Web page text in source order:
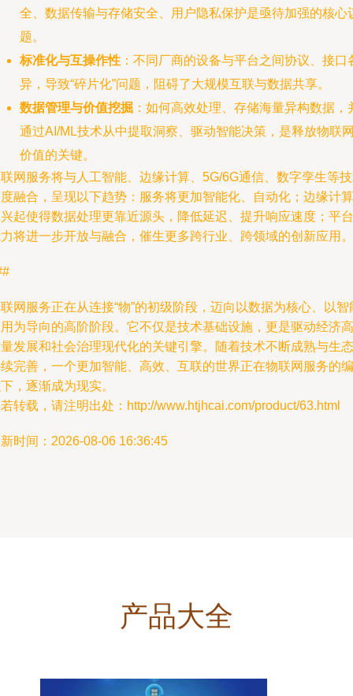
全、数据传输与存储安全、用户隐私保护是亟待加强的核心
题。
标准化与互操作性 ：不同厂商的设备与平台之间协议、接口
异，导致“碎片化”问题，阻碍了大规模互联与数据共享。
数据管理与价值挖掘 ：如何高效处理、存储海量异构数据，
通过AI/ML技术从中提取洞察、驱动智能决策，是释放物联
价值的关键。
网服务将与人工智能、边缘计算、5G/6G通信、数字孪生等
融合，呈现以下趋势：服务将更加智能化、自动化；边缘计算
起使得数据处理更靠近源头，降低延迟、提升响应速度；平台
将进一步开放与融合，催生更多跨行业、跨领域的创新应用。
网服务正在从连接“物”的初级阶段，迈向以数据为核心、以智
为导向的高阶阶段。它不仅是技术基础设施，更是驱动经济高
发展和社会治理现代化的关键引擎。随着技术不断成熟与生态
完善，一个更加智能、高效、互联的世界正在物联网服务的编
，逐渐成为现实。
转载，请注明出处：http://www.htjhcai.com/product/63.html
时间：2026-08-06 16:36:45
产品大全